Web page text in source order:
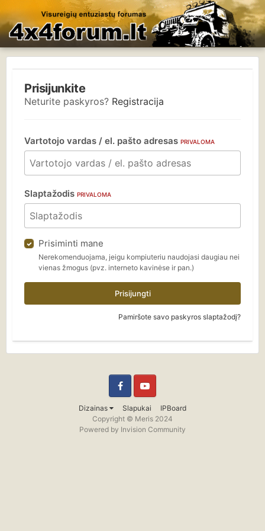
Prisijunkite
Neturite paskyros? Registracija
Vartotojo vardas / el. pašto adresas PRIVALOMA
Slaptažodis PRIVALOMA
Prisiminti mane
Nerekomenduojama, jeigu kompiuteriu naudojasi daugiau nei
vienas žmogus (pvz. interneto kavinėse ir pan.)
Prisijungti
Pamiršote savo paskyros slaptažodį?
Dizainas Slapukai IPBoard
FacebookYouTube
Copyright © Meris 2024
Powered by Invision Community